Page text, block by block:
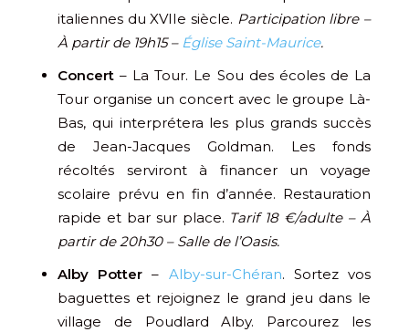
italiennes du XVIIe siècle. Participation libre –
À partir de 19h15 – Église Saint-Maurice.
Concert – La Tour. Le Sou des écoles de La
Tour organise un concert avec le groupe Là-
Bas, qui interprétera les plus grands succès
de Jean-Jacques Goldman. Les fonds
récoltés serviront à financer un voyage
scolaire prévu en fin d’année. Restauration
rapide et bar sur place. Tarif 18 €/adulte – À
partir de 20h30 – Salle de l’Oasis.
Alby Potter – Alby-sur-Chéran. Sortez vos
baguettes et rejoignez le grand jeu dans le
village de Poudlard Alby. Parcourez les